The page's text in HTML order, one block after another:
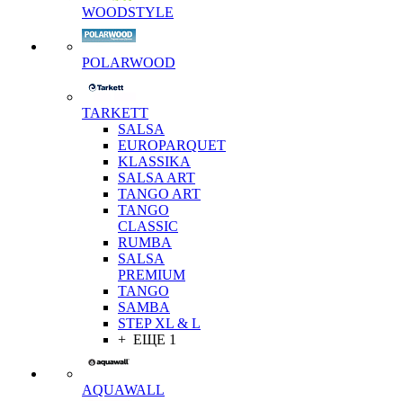
WOODSTYLE
POLARWOOD
TARKETT
SALSA
EUROPARQUET
KLASSIKA
SALSA ART
TANGO ART
TANGO
CLASSIC
RUMBA
SALSA
PREMIUM
TANGO
SAMBA
STEP XL & L
+ ЕЩЕ 1
AQUAWALL